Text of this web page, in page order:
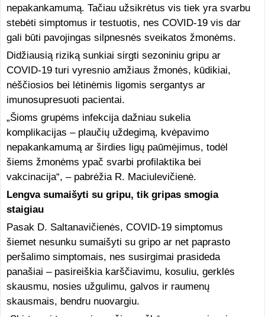
nepakankamumą. Tačiau užsikrėtus vis tiek yra svarbu
stebėti simptomus ir testuotis, nes COVID-19 vis dar
gali būti pavojingas silpnesnės sveikatos žmonėms.
Didžiausią riziką sunkiai sirgti sezoniniu gripu ar
COVID-19 turi vyresnio amžiaus žmonės, kūdikiai,
nėščiosios bei lėtinėmis ligomis sergantys ar
imunosupresuoti pacientai.
„Šioms grupėms infekcija dažniau sukelia
komplikacijas – plaučių uždegimą, kvėpavimo
nepakankamumą ar širdies ligų paūmėjimus, todėl
šiems žmonėms ypač svarbi profilaktika bei
vakcinacija“, – pabrėžia R. Maciulevičienė.
Lengva sumaišyti su gripu, tik gripas smogia
staigiau
Pasak D. Saltanavičienės, COVID-19 simptomus
šiemet nesunku sumaišyti su gripo ar net paprasto
peršalimo simptomais, nes susirgimai prasideda
panašiai – pasireiškia karščiavimu, kosuliu, gerklės
skausmu, nosies užgulimu, galvos ir raumenų
skausmais, bendru nuovargiu.